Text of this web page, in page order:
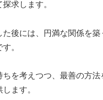
求します。
た後には、円満な関係を築
。
ちを考えつつ、最善の方法
ます。